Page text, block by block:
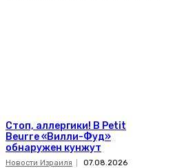
Стоп, аллергики! В Petit
Beurre «Вилли-Фуд»
обнаружен кунжут
Новости Израиля 07.08.2026